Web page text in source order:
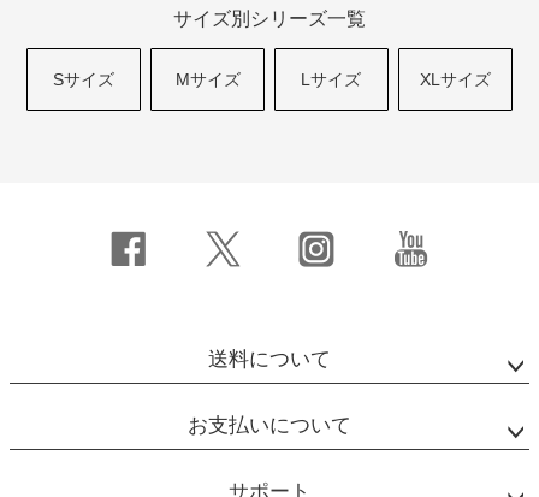
サイズ別シリーズ一覧
Sサイズ Mサイズ Lサイズ XLサイズ
送料について
お支払いについて
サポート